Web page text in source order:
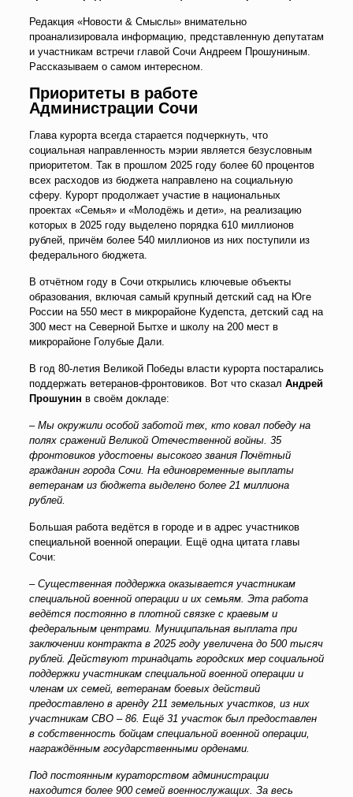
Редакция «Новости & Смыслы» внимательно
проанализировала информацию, представленную депутатам
и участникам встречи главой Сочи Андреем Прошуниным.
Рассказываем о самом интересном.
Приоритеты в работе
Администрации Сочи
Глава курорта всегда старается подчеркнуть, что
социальная направленность мэрии является безусловным
приоритетом. Так в прошлом 2025 году более 60 процентов
всех расходов из бюджета направлено на социальную
сферу. Курорт продолжает участие в национальных
проектах «Семья» и «Молодёжь и дети», на реализацию
которых в 2025 году выделено порядка 610 миллионов
рублей, причём более 540 миллионов из них поступили из
федерального бюджета.
В отчётном году в Сочи открылись ключевые объекты
образования, включая самый крупный детский сад на Юге
России на 550 мест в микрорайоне Кудепста, детский сад на
300 мест на Северной Бытхе и школу на 200 мест в
микрорайоне Голубые Дали.
В год 80-летия Великой Победы власти курорта постарались
поддержать ветеранов-фронтовиков. Вот что сказал Андрей
Прошунин в своём докладе:
– Мы окружили особой заботой тех, кто ковал победу на
полях сражений Великой Отечественной войны. 35
фронтовиков удостоены высокого звания Почётный
гражданин города Сочи. На единовременные выплаты
ветеранам из бюджета выделено более 21 миллиона
рублей.
Большая работа ведётся в городе и в адрес участников
специальной военной операции. Ещё одна цитата главы
Сочи:
– Существенная поддержка оказывается участникам
специальной военной операции и их семьям. Эта работа
ведётся постоянно в плотной связке с краевым и
федеральным центрами. Муниципальная выплата при
заключении контракта в 2025 году увеличена до 500 тысяч
рублей. Действуют тринадцать городских мер социальной
поддержки участникам специальной военной операции и
членам их семей, ветеранам боевых действий
предоставлено в аренду 211 земельных участков, из них
участникам СВО – 86. Ещё 31 участок был предоставлен
в собственность бойцам специальной военной операции,
награждённым государственными орденами.
Под постоянным кураторством администрации
находится более 900 семей военнослужащих. За весь